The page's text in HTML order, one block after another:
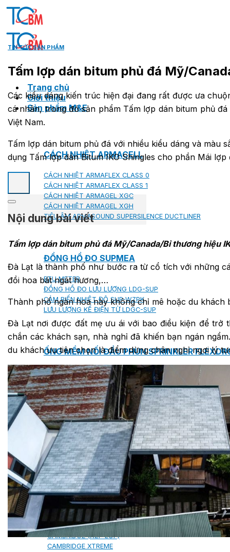
Skip
Trang chủ
Giới thiệu
Sản phẩm M&E
CÁCH NHIỆT ARMACELL
CÁCH NHIỆT ARMAFLEX CLASS 0
CÁCH NHIỆT ARMAFLEX CLASS 1
CÁCH NHIỆT ARMAGEL XGC
CÁCH NHIỆT ARMAGEL XGH
TIÊU ÂM ARMASOUND SUPERSILENCE DUCTLINER
ĐỒNG HỒ ĐO SUPMEA
BTU METER
ĐỒNG HỒ ĐO LƯU LƯỢNG LDG-SUP
CẢM BIẾN NHIỆT ĐỘ SUP-WZPK
LƯU LƯỢNG KẾ ĐIỆN TỪ LDGC-SUP
ỐNG MỀM NỐI ĐẦU PHUN SPRINKLER
SƠN CHỐNG CHÁY FLAMEBAR BW11
RON CHỐNG CHÁY
KEO ACRYLIC SEALANT
Sản phẩm Kiến trúc
NGÓI BITUM PHỦ ĐÁ IKO
MARATHON (VIÊN GẠCH)
ARMOURSHIELD (TỔ ONG)
SUPERGLASS BIBER (VẢY CÁ)
CAMBRIDGE (XẾP LỚP)
CAMBRIDGE XTREME
TIN TỨC SẢN PHẨM
Tấm lợp dán bitum phủ đá Mỹ/
Các kiểu dáng kiến trúc hiện đại đang rất được ưa
cá nhân, trong đó sản phẩm Tấm lợp dán bitum phủ
Việt Nam.
Tấm lợp dán bitum phủ đá với nhiều kiểu dáng và màu
dụng Tấm lợp dán Bitum IKO Shingles cho phần Mái
Nội dung bài viết
Tấm lợp dán bitum phủ đá Mỹ/Canada/Bỉ thương hiệu
Đà Lạt là thành phố như bước ra từ cổ tích với những
đồi hoa bát ngát hương,…
Thành phố ngàn hoa này không chỉ mê hoặc du
Đà Lạt nơi được đất mẹ ưu ái với bao điều kiện để
chắn các khách sạn, nhà nghỉ đã khiến bạn ngán
du khách ưu tiên chọn là điểm dừng chân nghỉ ngơi lý